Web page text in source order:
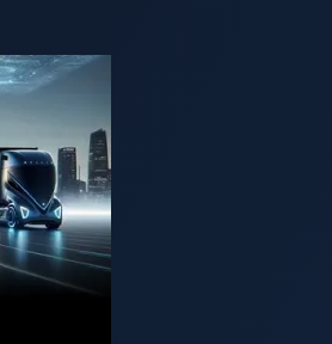
ーキテクチャと脅威検知・防御の流れ